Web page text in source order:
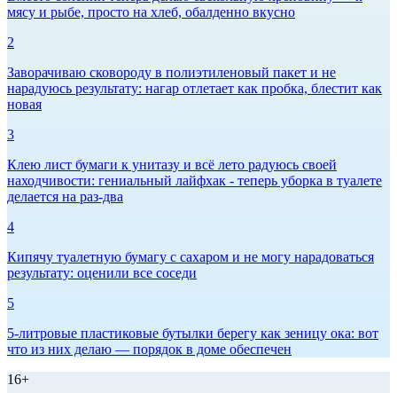
мясу и рыбе, просто на хлеб, обалденно вкусно
2
Заворачиваю сковороду в полиэтиленовый пакет и не
нарадуюсь результату: нагар отлетает как пробка, блестит как
новая
3
Клею лист бумаги к унитазу и всё лето радуюсь своей
находчивости: гениальный лайфхак - теперь уборка в туалете
делается на раз-два
4
Кипячу туалетную бумагу с сахаром и не могу нарадоваться
результату: оценили все соседи
5
5-литровые пластиковые бутылки берегу как зеницу ока: вот
что из них делаю — порядок в доме обеспечен
16+